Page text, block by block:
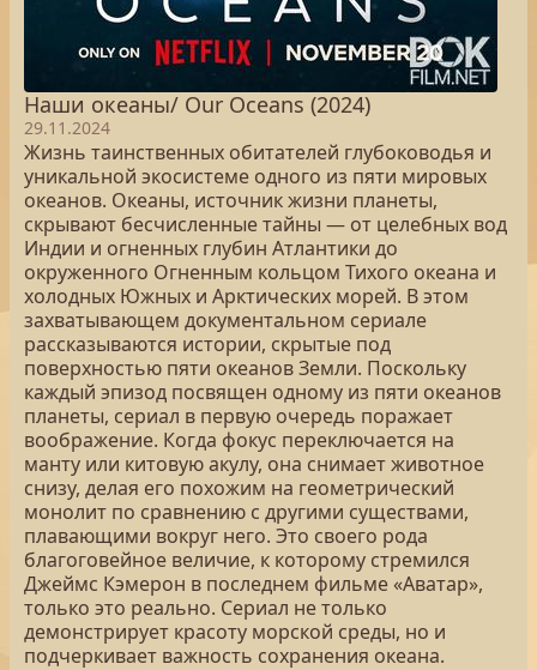
Наши океаны/ Our Oceans (2024)
29.11.2024
Жизнь таинственных обитателей глубоководья и
уникальной экосистеме одного из пяти мировых
океанов. Океаны, источник жизни планеты,
скрывают бесчисленные тайны — от целебных вод
Индии и огненных глубин Атлантики до
окруженного Огненным кольцом Тихого океана и
холодных Южных и Арктических морей. В этом
захватывающем документальном сериале
рассказываются истории, скрытые под
поверхностью пяти океанов Земли. Поскольку
каждый эпизод посвящен одному из пяти океанов
планеты, сериал в первую очередь поражает
воображение. Когда фокус переключается на
манту или китовую акулу, она снимает животное
снизу, делая его похожим на геометрический
монолит по сравнению с другими существами,
плавающими вокруг него. Это своего рода
благоговейное величие, к которому стремился
Джеймс Кэмерон в последнем фильме «Аватар»,
только это реально. Сериал не только
демонстрирует красоту морской среды, но и
подчеркивает важность сохранения океана.